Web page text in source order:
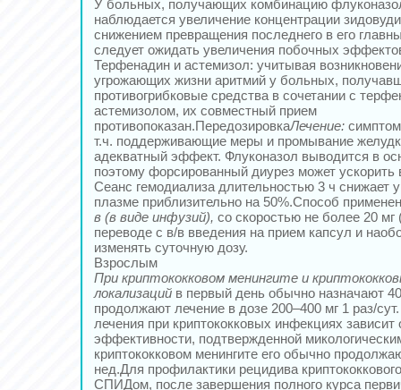
У больных, получающих комбинацию
наблюдается увеличение концентрации
снижением превращения последнего в его
следует ожидать увеличения побочных
Терфенадин и астемизол: учитывая
угрожающих жизни аритмий у больных,
противогрибковые средства в сочетании с
астемизолом, их совместный прием
противопоказан.ПередозировкаЛечение:
т.ч. поддерживающие меры и промывание
адекватный эффект. Флуконазол выводится в
поэтому форсированный диурез может ускорить
Сеанс гемодиализа длительностью 3 ч снижает
плазме приблизительно на 50%.Способ
в (в виде инфузий), со скоростью не более 20
переводе с в/в введения на прием капсул и
изменять суточную дозу.
Взрослым
При криптококковом менингите и
локализаций в первый день обычно назначают
продолжают лечение в дозе 200–400 мг 1 раз/
лечения при криптококковых инфекциях зависит
эффективности, подтвержденной
криптококковом менингите его обычно
нед.Для профилактики рецидива
СПИДом, после завершения полного курса